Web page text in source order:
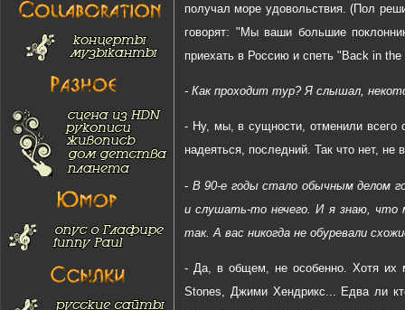
получал море удовольствия. (Пол
говорят: "Мы ваши большие
приехать в Россию и спеть "Back in
- Как проходит тур? Я слышал,
- Ну, мы, в сущности, отменили всего
надеяться, последний. Так что нет,
- В 90-е годы стало обычным делом
и слушать-то нечего. И я знаю, что
так. А вас никогда не обуревали
- Да, в общем, не особенно. Хотя их
Stones, Джими Хендрикс... Едва ли